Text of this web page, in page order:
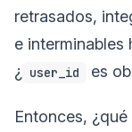
retrasados,
e interminables
¿
user_id es
Entonces,